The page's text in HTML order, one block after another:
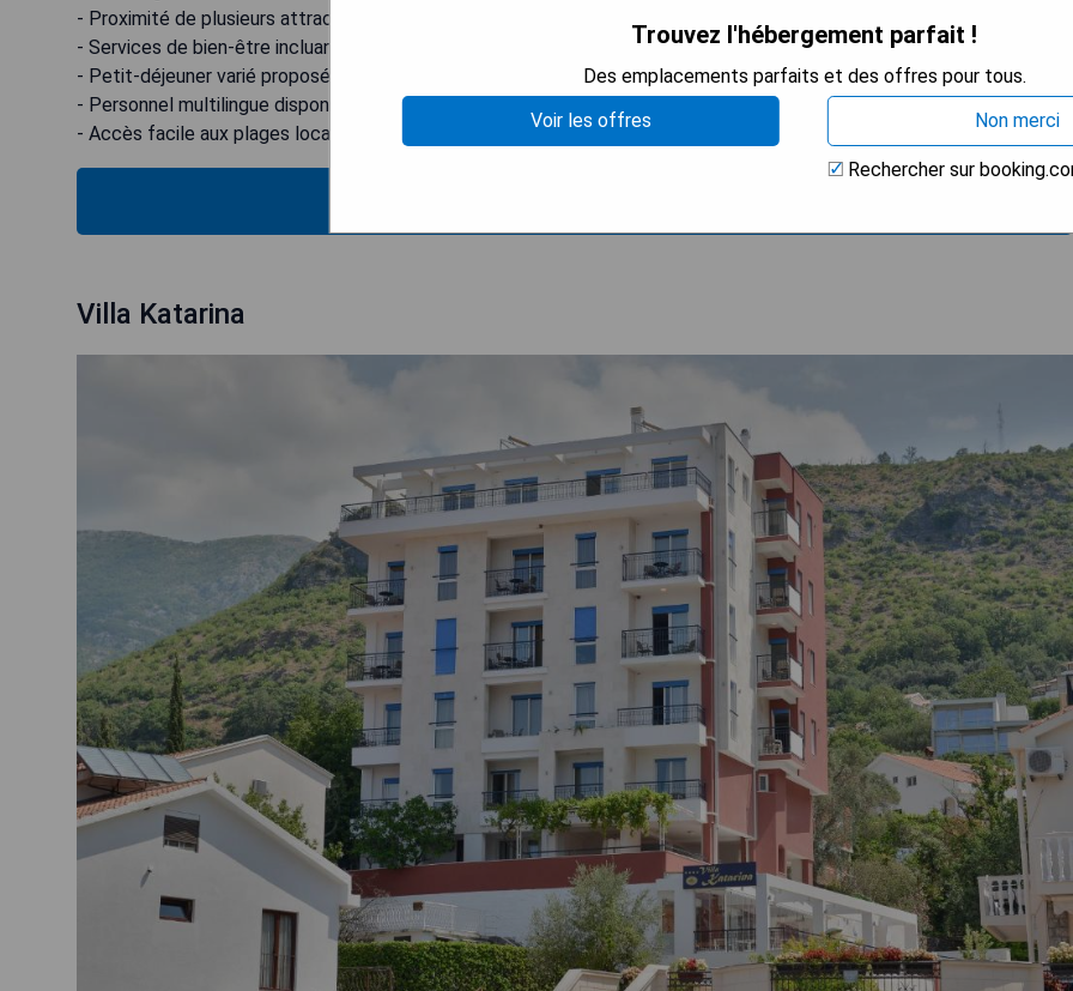
- Proximité de plusieurs attractions touristiques.
- Services de bien-être incluant sauna et jacuzzi.
- Petit-déjeuner varié proposé chaque matin.
- Personnel multilingue disponible 24h/24.
- Accès facile aux plages locales.
Villa Katarina
Trouvez l'hébergement parfait !
Des emplacements parfaits et des offres pour tous.
Voir les offres
Non merci
Rechercher sur